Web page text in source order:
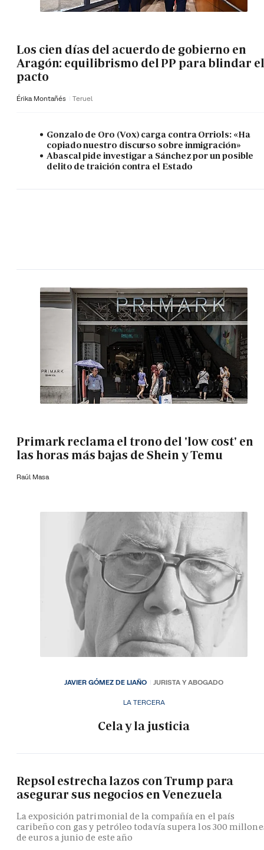
Los cien días del acuerdo de gobierno en
Aragón: equilibrismo del PP para blindar el
pacto
Érika Montañés Teruel
Gonzalo de Oro (Vox) carga contra Orriols: «Ha
copiado nuestro discurso sobre inmigración»
Abascal pide investigar a Sánchez por un posible
delito de traición contra el Estado
Primark reclama el trono del 'low cost' en
las horas más bajas de Shein y Temu
Raúl Masa
LA TERCERA
Cela y la justicia
JAVIER GÓMEZ DE LIAÑO JURISTA Y ABOGADO
Repsol estrecha lazos con Trump para
asegurar sus negocios en Venezuela
La exposición patrimonial de la compañía en el país
caribeño con gas y petróleo todavía supera los 300
de euros a junio de este año